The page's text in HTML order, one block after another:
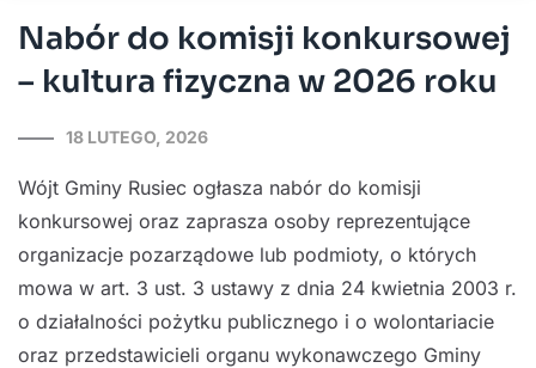
Nabór do komisji konkursowej
– kultura fizyczna w 2026 roku
18 LUTEGO, 2026
Wójt Gminy Rusiec ogłasza nabór do komisji
konkursowej oraz zaprasza osoby reprezentujące
organizacje pozarządowe lub podmioty, o których
mowa w art. 3 ust. 3 ustawy z dnia 24 kwietnia 2003 r.
o działalności pożytku publicznego i o wolontariacie
oraz przedstawicieli organu wykonawczego Gminy